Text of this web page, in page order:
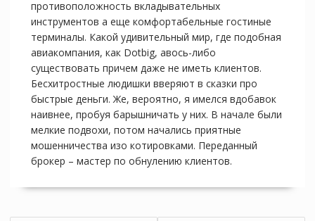
противоположность вкладывательных
инструментов а еще комфортабельные гостиные
терминалы. Какой удивительный мир, где подобная
авиакомпания, как Dotbig, авось-либо
существовать причем даже не иметь клиентов.
Бесхитростные людишки вверяют в сказки про
быстрые деньги. Же, вероятно, я имелся вдобавок
наивнее, пробуя барышничать у них. В начале были
мелкие подвохи, потом начались приятные
мошенничества изо котировками. Переданный
брокер – мастер по обнулению клиентов.